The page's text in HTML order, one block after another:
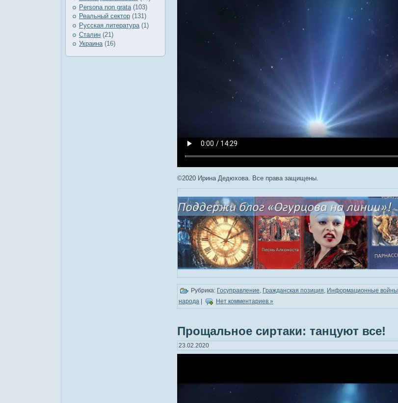
Рersona non grata (103)
Реальный сектор (131)
Русская литература (1)
Сталин (21)
Украина(16)
©2020 Ирина Дедюхова. Все права защищены.
Рубрика: Госуправление, Гражданская позиция, Информационные войны
народа
Нет комментариев »
Прощальное сиртаки: танцуют все!
23.02.2020